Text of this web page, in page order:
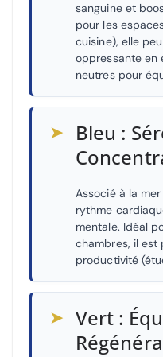
sanguine et
pour les
cuisine), elle
oppressante en
neutres pour
➤ Bleu :
Associé à la
rythme
mentale. Idéal
chambres, il est
productivité
➤ Vert :